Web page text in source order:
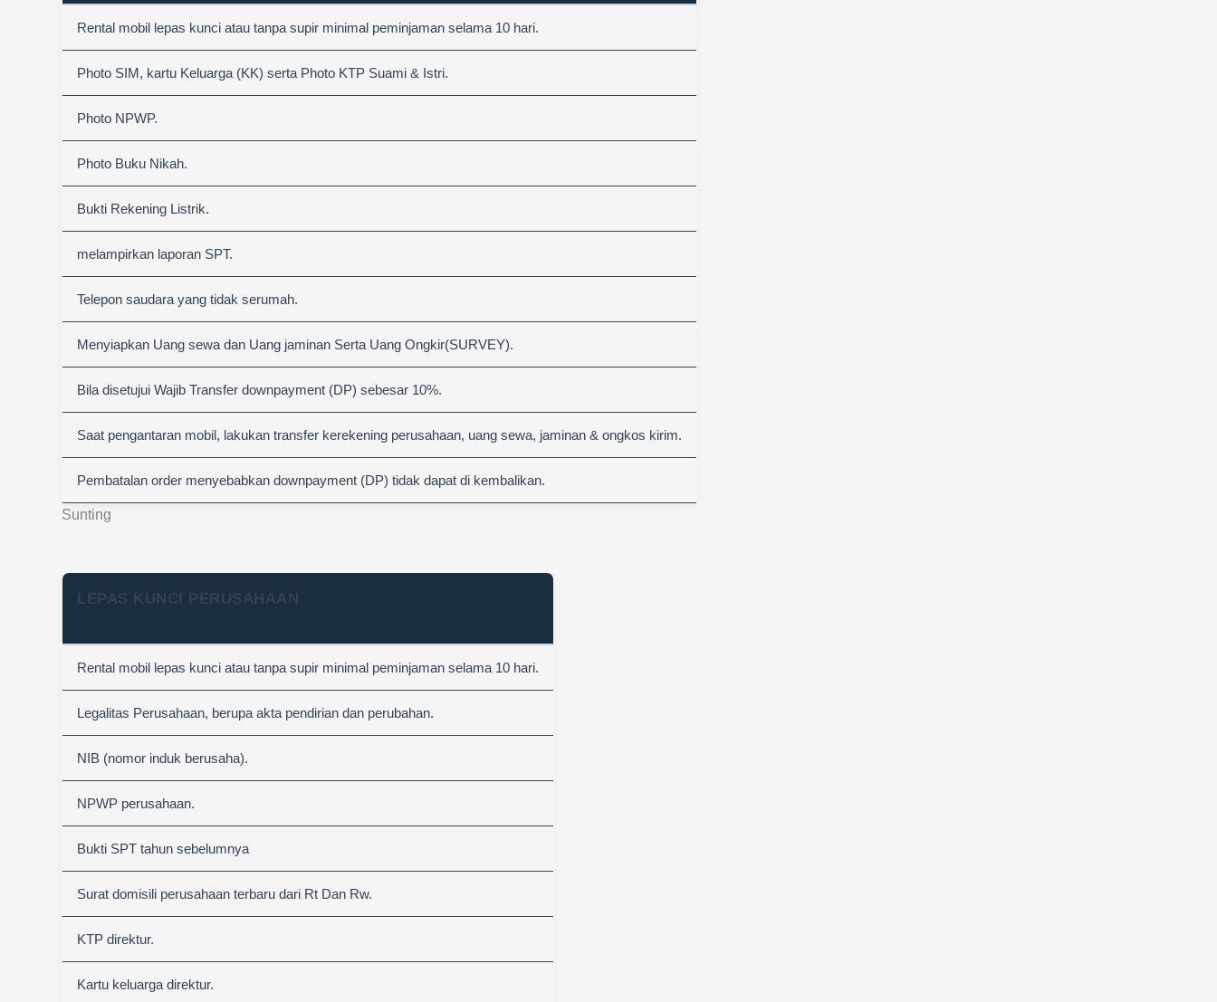
Sunting
Rental mobil lepas kunci atau tanpa supir minimal peminjaman selama 10 hari.
Photo SIM, kartu Keluarga (KK) serta Photo KTP Suami & Istri.
Photo NPWP.
Photo Buku Nikah.
Bukti Rekening Listrik.
melampirkan laporan SPT.
Telepon saudara yang tidak serumah.
Menyiapkan Uang sewa dan Uang jaminan Serta Uang Ongkir(SURVEY).
Bila disetujui Wajib Transfer downpayment (DP) sebesar 10%.
Saat pengantaran mobil, lakukan transfer kerekening perusahaan, uang sewa, jaminan & ongkos kirim.
Pembatalan order menyebabkan downpayment (DP) tidak dapat di kembalikan.
LEPAS KUNCI PERUSAHAAN
Rental mobil lepas kunci atau tanpa supir minimal peminjaman selama 10 hari.
Legalitas Perusahaan, berupa akta pendirian dan perubahan.
NIB (nomor induk berusaha).
NPWP perusahaan.
Bukti SPT tahun sebelumnya
Surat domisili perusahaan terbaru dari Rt Dan Rw.
KTP direktur.
Kartu keluarga direktur.